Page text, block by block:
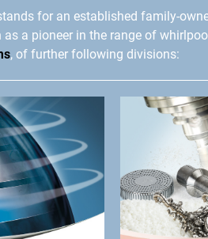
for an established family-
as a pioneer in the range of
, of further following divisions: